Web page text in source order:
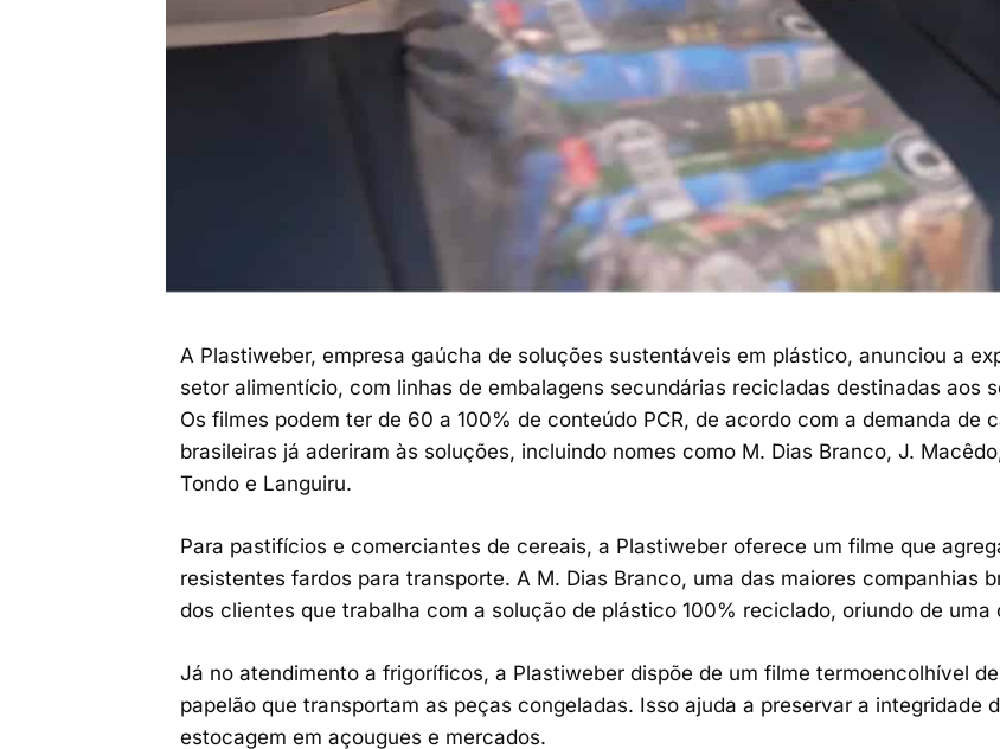
A Plastiweber, empresa gaúcha de soluções sustentáveis em plástico, anunciou a
setor alimentício, com linhas de embalagens secundárias recicladas destinadas aos
Os filmes podem ter de 60 a 100% de conteúdo PCR, de acordo com a demanda de
brasileiras já aderiram às soluções, incluindo nomes como M. Dias Branco, J.
Tondo e Languiru.
Para pastifícios e comerciantes de cereais, a Plastiweber oferece um filme que
resistentes fardos para transporte. A M. Dias Branco, uma das maiores companhias
dos clientes que trabalha com a solução de plástico 100% reciclado, oriundo de
Já no atendimento a frigoríficos, a Plastiweber dispõe de um filme termoencolhível
papelão que transportam as peças congeladas. Isso ajuda a preservar a integridade
estocagem em açougues e mercados.